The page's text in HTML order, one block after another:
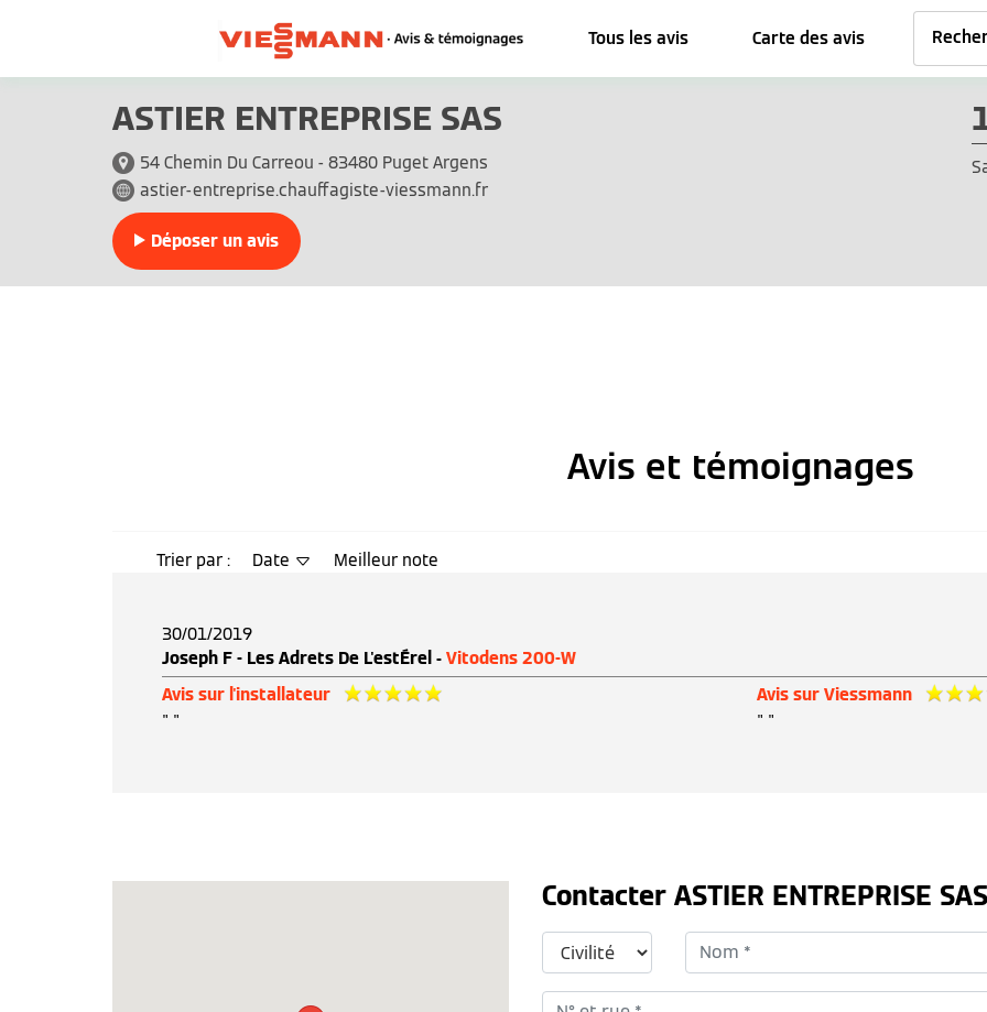
Tous les avis Carte des avis
ASTIER ENTREPRISE SAS
54 Chemin Du Carreou - 83480 Puget Argens
astier-entreprise.chauffagiste-viessmann.fr
Déposer un avis
Avis et témoignages
Trier par : Date Meilleur note
30/01/2019
Joseph F - Les Adrets De L'estÉrel - Vitodens 200-W
Avis sur l'installateur
" "
Avis sur Viessmann
" "
Contacter ASTIER ENTREPRISE SAS